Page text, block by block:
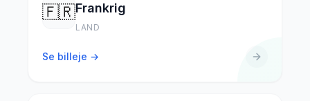
🇫🇷Frankrig
LAND
Se billeje →